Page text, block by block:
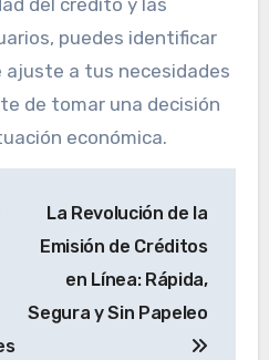
puedes identificar
a tus necesidades
de tomar una decisión
económica.
La Revolución de la
Emisión de Créditos
en Línea: Rápida,
Segura y Sin Papeleo